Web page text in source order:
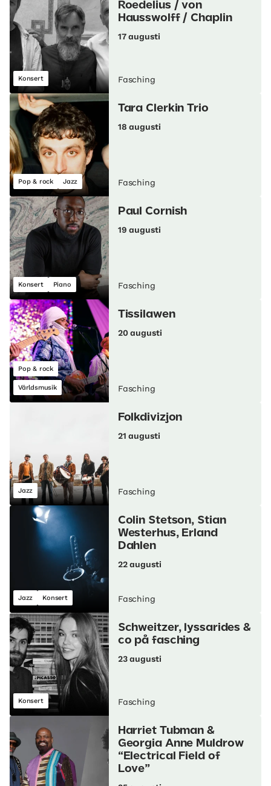
Konsert
Roedelius / von
Hausswolff / Chaplin
17 augusti
Fasching
Pop & rock Jazz
Tara Clerkin Trio
18 augusti
Fasching
Konsert Piano
Paul Cornish
19 augusti
Fasching
Pop & rock
Världsmusik
Tissilawen
20 augusti
Fasching
Jazz
Folkdivizjon
21 augusti
Fasching
Jazz Konsert
Colin Stetson, Stian
Westerhus, Erland
Dahlen
22 augusti
Fasching
Konsert
Schweitzer, lyssarides &
co på fasching
23 augusti
Fasching
Harriet Tubman &
Georgia Anne Muldrow
“Electrical Field of
Love”